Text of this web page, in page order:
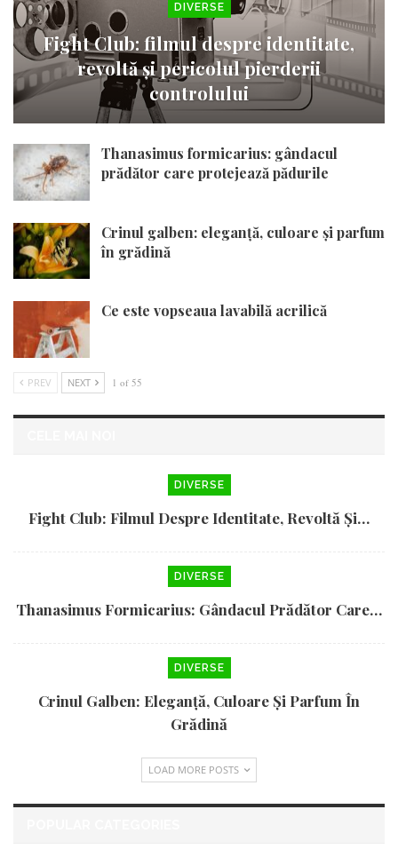
DIVERSE
Fight Club: filmul despre identitate,
revoltă și pericolul pierderii
controlului
Thanasimus formicarius: gândacul
prădător care protejează pădurile
Crinul galben: eleganță, culoare și parfum
în grădină
Ce este vopseaua lavabilă acrilică
PREV NEXT 1 of 55
DIVERSE
Fight Club: Filmul Despre Identitate, Revoltă Și…
DIVERSE
Thanasimus Formicarius: Gândacul Prădător Care…
DIVERSE
Crinul Galben: Eleganță, Culoare Și Parfum În
Grădină
LOAD MORE POSTS